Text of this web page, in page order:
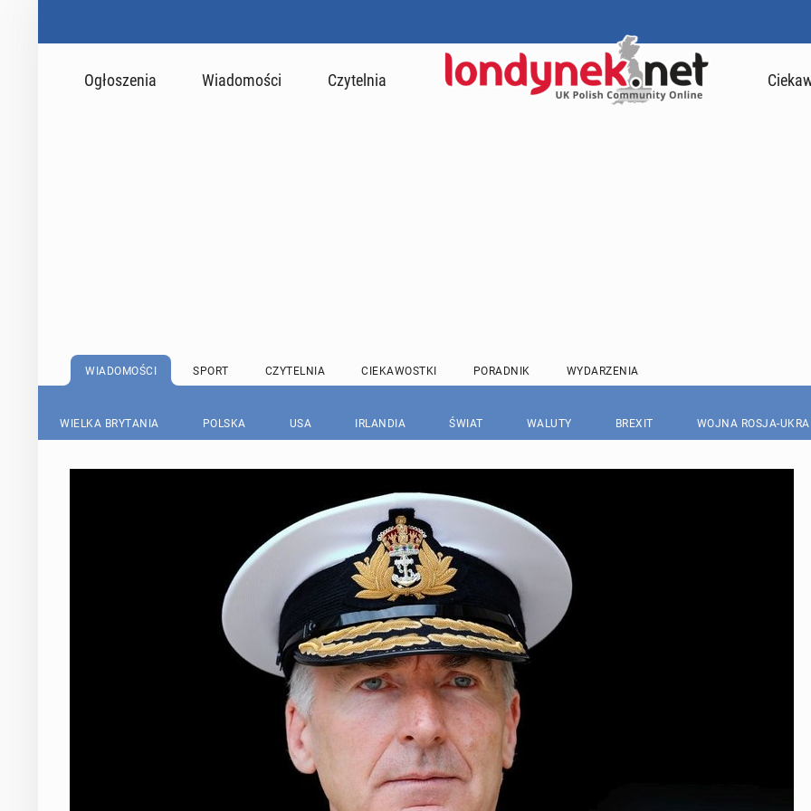
Ogłoszenia Wiadomości Czytelnia
WIADOMOŚCI SPORT CZYTELNIA CIEKAWOSTKI PORADNIK WYDARZENIA
WIELKA BRYTANIA POLSKA USA IRLANDIA ŚWIAT WALUTY BREXIT WOJNA ROSJA-